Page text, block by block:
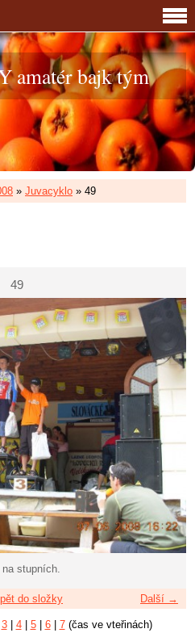
amatér bajk tým
» Juvacyklo » 49
49
na stupních.
Další →
do složky
3| 4| 5| 6| 7(čas ve vteřinách)